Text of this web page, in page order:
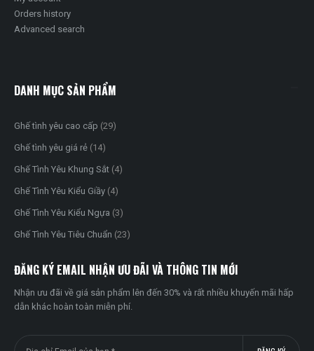
GIỚI THIỆU TÂN Á CHÂU
About Us
Advanced search
DANH MỤC SẢN PHẨM
Ghế tình yêu cao cấp (29)
Ghế tình yêu giá rẻ (14)
Ghế Tình Yêu Khung Sắt (4)
Ghế Tình Yêu Kiểu Ngựa
Ghế Tình Yêu Tiêu Chuẩn (23)
ĐĂNG KÝ EMAIL NHẬN ƯU ĐÃI VÀ THÔNG TIN MỚI